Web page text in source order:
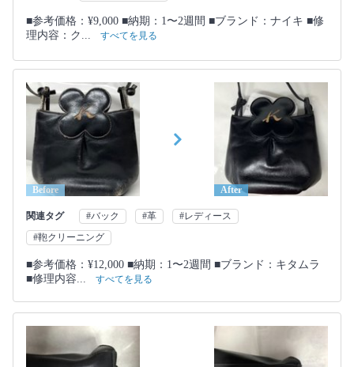
■参考価格：¥9,000 ■納期：1〜2週間 ■ブランド：ナイキ ■修
理内容：ク...
すべてを見る
Before After
関連タグ #バック #革
#レディース
#鞄クリーニング
■参考価格：¥12,000 ■納期：1〜2週間 ■ブランド：キタムラ
■修理内容...
すべてを見る